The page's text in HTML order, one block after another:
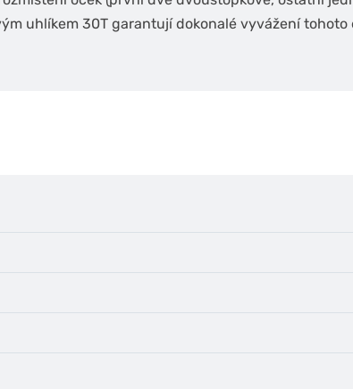
uhlíkem 30T garantují dokonalé vyvážení tohoto